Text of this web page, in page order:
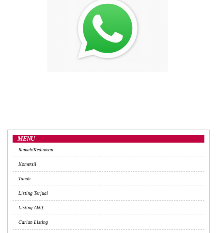
MENU
Rumah/Kediaman
Komersil
Tanah
Listing Terjual
Listing Aktif
Carian Listing